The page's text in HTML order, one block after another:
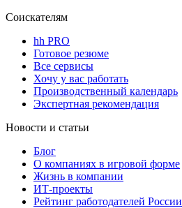
Соискателям
hh PRO
Готовое резюме
Все сервисы
Хочу у вас работать
Производственный календарь
Экспертная рекомендация
Новости и статьи
Блог
О компаниях в игровой форме
Жизнь в компании
ИТ-проекты
Рейтинг работодателей России